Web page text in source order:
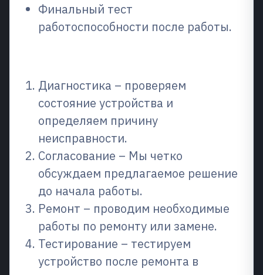
Финальный тест
работоспособности после работы.
Диагностика – проверяем
состояние устройства и
определяем причину
неисправности.
Согласование – Мы четко
обсуждаем предлагаемое решение
до начала работы.
Ремонт – проводим необходимые
работы по ремонту или замене.
Тестирование – тестируем
устройство после ремонта в